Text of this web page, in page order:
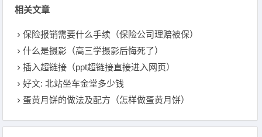
相关文章
保险报销需要什么手续（保险公司理赔被保）
什么是摄影（高三学摄影后悔死了）
插入超链接（ppt超链接直接进入网页）
好文: 北站坐车金堂多少钱
蛋黄月饼的做法及配方（怎样做蛋黄月饼）